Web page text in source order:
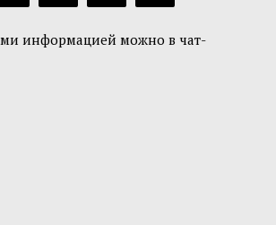
информацией можно в чат-